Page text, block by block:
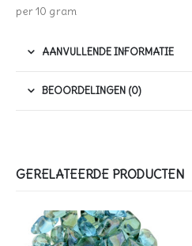
per 10 gram
AANVULLENDE INFORMATIE
BEOORDELINGEN (0)
GERELATEERDE PRODUCTEN